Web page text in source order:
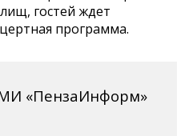
гостей ждет
программа.
«ПензаИнформ»